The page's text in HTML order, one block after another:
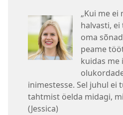
„Kui me
halvasti,
oma
peame
kuidas me
inimestesse. Sel juhul ei
tahtmist öelda midagi,
(Jessica)